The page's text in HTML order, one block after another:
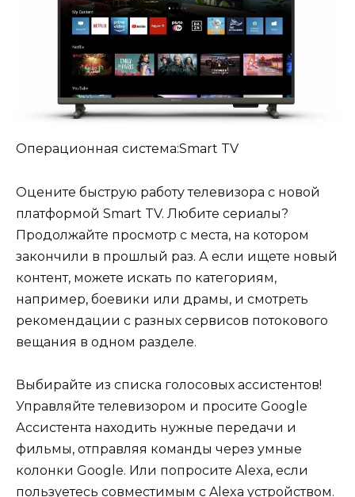
Операционная система:Smart TV
Оцените быструю работу телевизора с новой
платформой Smart TV. Любите сериалы?
Продолжайте просмотр с места, на котором
закончили в прошлый раз. А если ищете новый
контент, можете искать по категориям,
например, боевики или драмы, и смотреть
рекомендации с разных сервисов потокового
вещания в одном разделе.
Выбирайте из списка голосовых ассистентов!
Управляйте телевизором и просите Google
Ассистента находить нужные передачи и
фильмы, отправляя команды через умные
колонки Google. Или попросите Alexa, если
пользуетесь совместимым с Alexa устройством.